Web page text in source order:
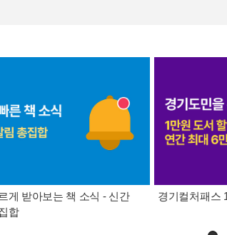
게 받아보는 책 소식 - 신간
합
경기컬처패스